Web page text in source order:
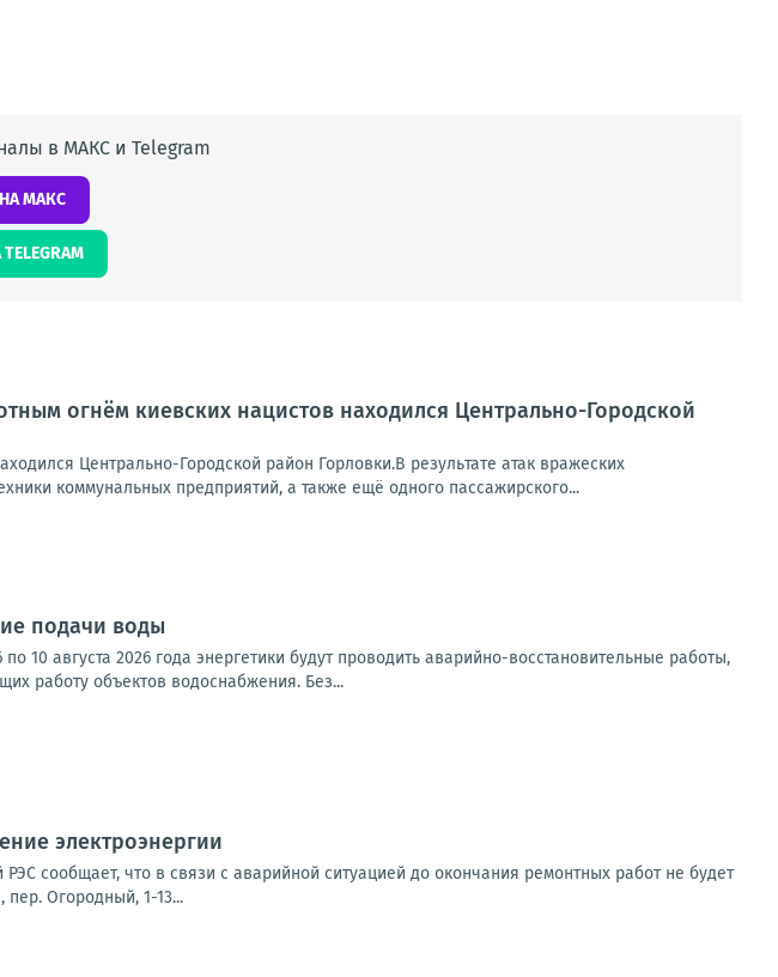
в МАКС и Telegram
МАКС
огнём киевских нацистов находился Центрально-Городской
Центрально-Городской район Горловки.В результате атак вражеских
коммунальных предприятий, а также ещё одного пассажирского...
подачи воды
августа 2026 года энергетики будут проводить аварийно-восстановительные работы,
работу объектов водоснабжения. Без...
электроэнергии
сообщает, что в связи с аварийной ситуацией до окончания ремонтных работ не будет
пер. Огородный, 1-13...